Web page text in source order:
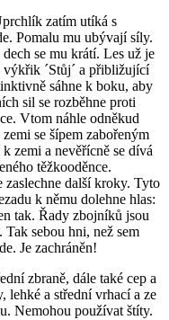
zatím utíká s
Pomalu mu ubývají síly.
se mu krátí. Les už je
výkřik ´Stůj´ a přibližující
sáhne k boku, aby
sil se rozběhne proti
Vtom náhle odněkud
se šípem zabořeným
zemi a nevěřícně se dívá
těžkooděnce.
zaslechne další kroky. Tyto
k němu dolehne hlas:
tak. Řady zbojníků jsou
sebou hni, než sem
Je zachráněn!
zbraně, dále také cep a
lehké a střední vrhací a ze
Nemohou používat štíty.